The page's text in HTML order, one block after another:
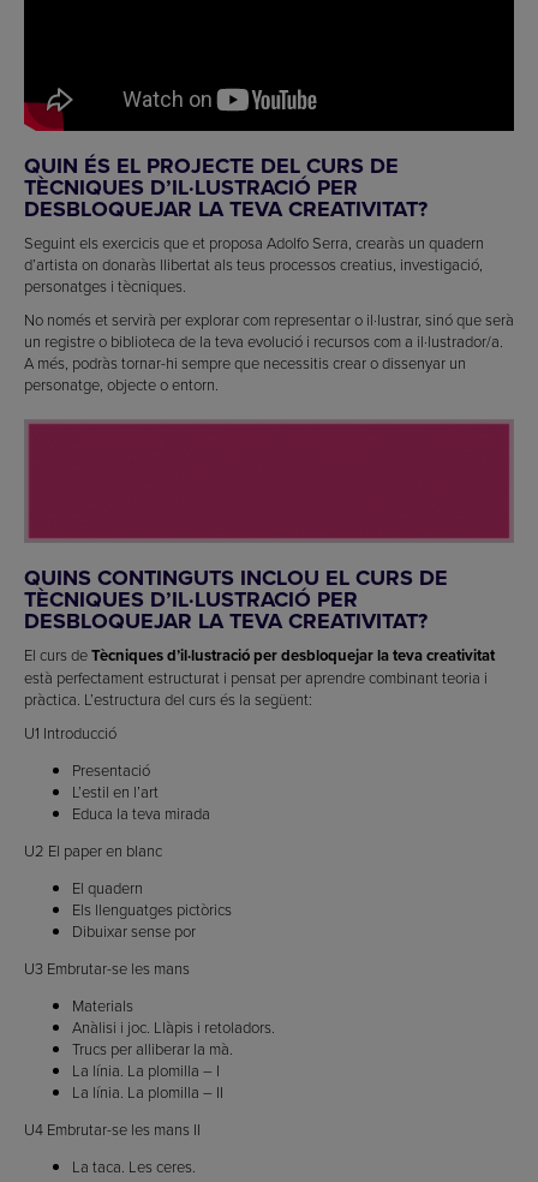
QUIN ÉS EL PROJECTE DEL CURS DE
TÈCNIQUES D’IL·LUSTRACIÓ PER
DESBLOQUEJAR LA TEVA CREATIVITAT?
Seguint els exercicis que et proposa Adolfo Serra, crearàs un quadern
d’artista on donaràs llibertat als teus processos creatius, investigació,
personatges i tècniques.
No només et servirà per explorar com representar o il·lustrar, sinó que serà
un registre o biblioteca de la teva evolució i recursos com a il·lustrador/a.
A més, podràs tornar-hi sempre que necessitis crear o dissenyar un
personatge, objecte o entorn.
QUINS CONTINGUTS INCLOU EL CURS DE
TÈCNIQUES D’IL·LUSTRACIÓ PER
DESBLOQUEJAR LA TEVA CREATIVITAT?
El curs deTècniques d’il·lustració per desbloquejar la teva creativitat
està perfectament estructurat i pensat per aprendre combinant teoria i
pràctica. L’estructura del curs és la següent:
U1 Introducció
Presentació
L’estil en l’art
Educa la teva mirada
U2 El paper en blanc
El quadern
Els llenguatges pictòrics
Dibuixar sense por
U3 Embrutar-se les mans
Materials
Anàlisi i joc. Llàpis i retoladors.
Trucs per alliberar la mà.
La línia. La plomilla – I
La línia. La plomilla – II
U4 Embrutar-se les mans II
La taca. Les ceres.